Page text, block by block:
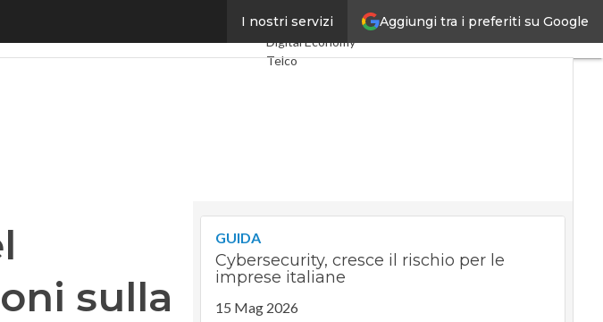
Aggiungi tra i preferiti su Google
I nostri servizi
negoziazioni sulla direttiva Nis2Ultimi articoli
Digital Economy
Telco
sulla
GUIDA
Cybersecurity, cresce il rischio per le
imprese italiane
15 Mag 2026